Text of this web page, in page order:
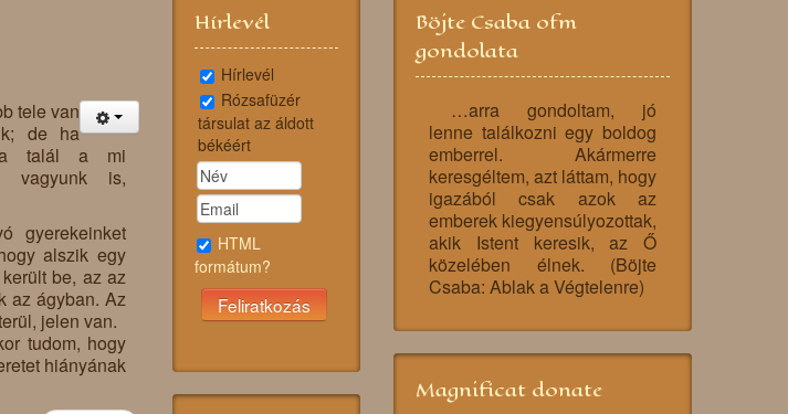
tele van
de ha
talál a mi
vagyunk is,
gyerekeinket
alszik egy
be, az az
az ágyban. Az
jelen van.
tudom, hogy
hiányának
Hírlevél
Hírlevél
Rózsafüzér
társulat az áldott
békéért
HTML
formátum?
Böjte Csaba ofm
gondolata
…arra gondoltam, jó
lenne találkozni egy boldog
emberrel. Akármerre
keresgéltem, azt láttam, hogy
igazából csak azok az
emberek kiegyensúlyozottak,
akik Istent keresik, az Ő
közelében élnek. (Böjte
Csaba: Ablak a Végtelenre)
Magnificat donate